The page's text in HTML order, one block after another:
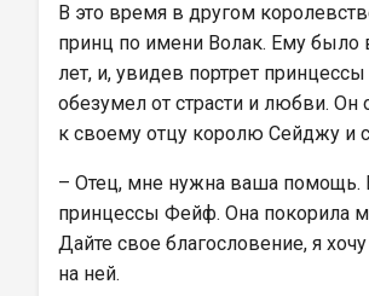
В это время в другом
принц по имени Волак. Ему было
лет, и, увидев портрет
обезумел от страсти и любви. Он
к своему отцу королю Сейджу и
– Отец, мне нужна ваша помощь.
принцессы Фейф. Она покорила
Дайте свое благословение, я
на ней.